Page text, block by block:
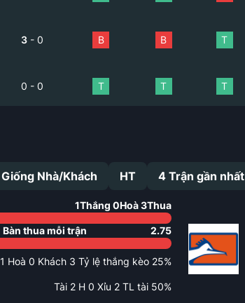
3 - 0 B B T
0 - 0 T T T
Giống Nhà/Khách HT 4 Trận gần nhất
1Thắng 0Hoà3Thua
Bàn thua mỗi trận 2.75
1 Hoà 0 Khách 3 Tỷ lệ thắng kèo 25%
Tài 2 H 0 Xỉu 2 TL tài 50%